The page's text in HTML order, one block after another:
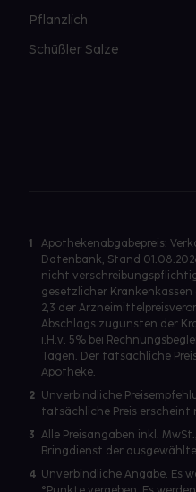
Pflanzlich
Schüßler Salze
1
Apothekenabgabepreis:
Datenbank, Stand
nicht
gesetzlicher Krankenkassen
2,3 der
Abschlags zugunsten der
i.H.v. 5% bei
Tagen. Der tatsächliche
Apotheke.
2 Unverbindliche
tatsächliche Preis erscheint
3 Alle Preisangaben inkl.
Bringdienst der
4 Unverbindliche Angabe. Es